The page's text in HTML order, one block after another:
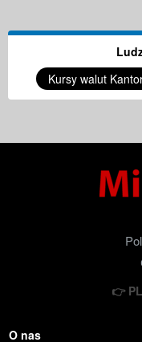
Kursy walut
PL
O nas